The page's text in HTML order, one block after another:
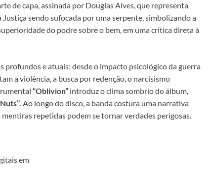
de capa, assinada por Douglas Alves, que representa
sendo sufocada por uma serpente, simbolizando a
do podre sobre o bem, em uma crítica direta à
profundos e atuais: desde o impacto psicológico da guerra
a violência, a busca por redenção, o narcisismo
“Oblivion” introduz o clima sombrio do álbum,
. Ao longo do disco, a banda costura uma narrativa
repetidas podem se tornar verdades perigosas.
em